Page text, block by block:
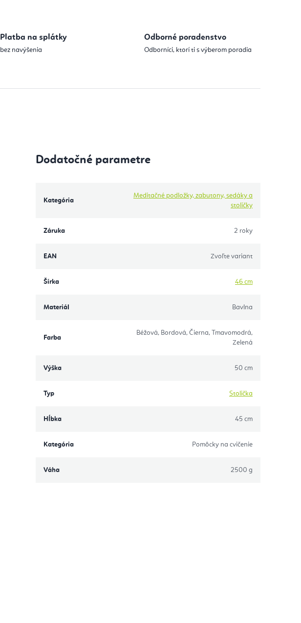
Platba na splátky
bez navýšenia
Odborné poradenstvo
Odborníci, ktorí ti s výberom poradia
Dodatočné parametre
Kategória
Meditačné podložky, zabutony, sedáky a
stoličky
Záruka 2 roky
EAN Zvoľte variant
Šírka 46 cm
Materiál Bavlna
Farba
Béžová, Bordová, Čierna, Tmavomodrá,
Zelená
Výška 50 cm
Typ Stolička
Hĺbka 45 cm
Kategória Pomôcky na cvičenie
Váha 2500 g